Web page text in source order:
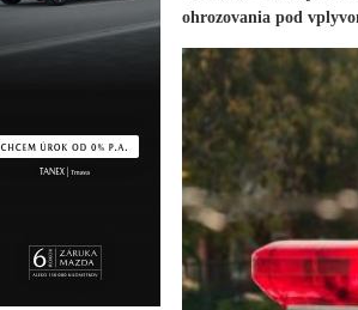
ohrozovania pod